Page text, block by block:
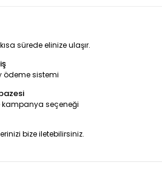
sürede elinize ulaşır.
ödeme sistemi
kampanya seçeneği
bize iletebilirsiniz.